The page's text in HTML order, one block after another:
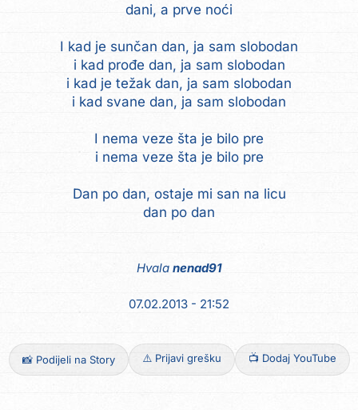
dani, a prve noći
I kad je sunčan dan, ja sam slobodan
i kad prođe dan, ja sam slobodan
i kad je težak dan, ja sam slobodan
i kad svane dan, ja sam slobodan
I nema veze šta je bilo pre
i nema veze šta je bilo pre
Dan po dan, ostaje mi san na licu
dan po dan
Hvala nenad91
07.02.2013 - 21:52
📸 Podijeli na Story ⚠️ Prijavi grešku 📺 Dodaj YouTube